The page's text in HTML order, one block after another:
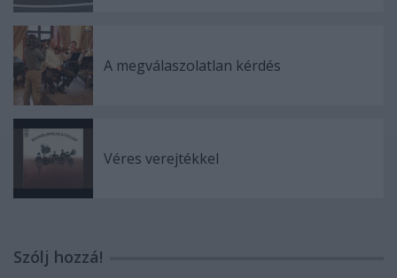
A megválaszolatlan kérdés
Véres verejtékkel
Szólj hozzá!